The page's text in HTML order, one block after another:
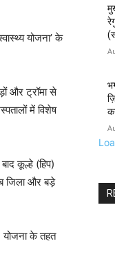
योजना’ के
और ट्रॉमा से
में विशेष
कूल्हे (हिप)
जिला और बड़े
के तहत